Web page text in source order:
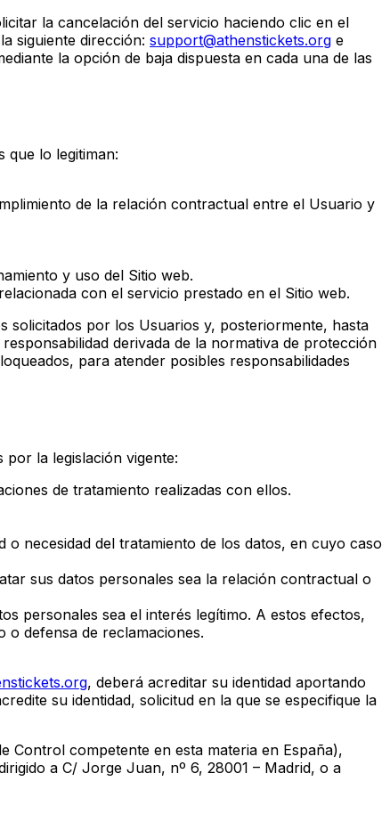
la cancelación del servicio haciendo clic en el
siguiente dirección: support@athenstickets.org e
la opción de baja dispuesta en cada una de las
que lo legitiman:
de la relación contractual entre el Usuario y
y uso del Sitio web.
con el servicio prestado en el Sitio web.
solicitados por los Usuarios y, posteriormente, hasta
derivada de la normativa de protección
para atender posibles responsabilidades
la legislación vigente:
de tratamiento realizadas con ellos.
necesidad del tratamiento de los datos, en cuyo caso
sus datos personales sea la relación contractual o
personales sea el interés legítimo. A estos efectos,
o defensa de reclamaciones.
, deberá acreditar su identidad aportando
su identidad, solicitud en la que se especifique la
Control competente en esta materia en España),
a C/ Jorge Juan, nº 6, 28001 – Madrid, o a